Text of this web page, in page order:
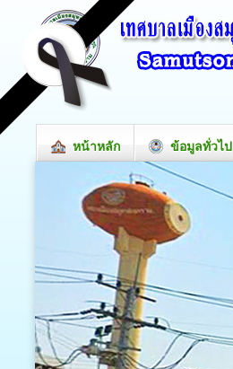
หน้าหลัก ข้อมูลทั่วไป